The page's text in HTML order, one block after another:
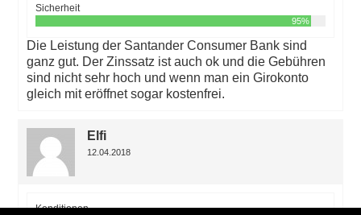
Sicherheit
95%
Die Leistung der Santander Consumer Bank sind
ganz gut. Der Zinssatz ist auch ok und die Gebühren
sind nicht sehr hoch und wenn man ein Girokonto
gleich mit eröffnet sogar kostenfrei.
Elfi
12.04.2018
Konditionen